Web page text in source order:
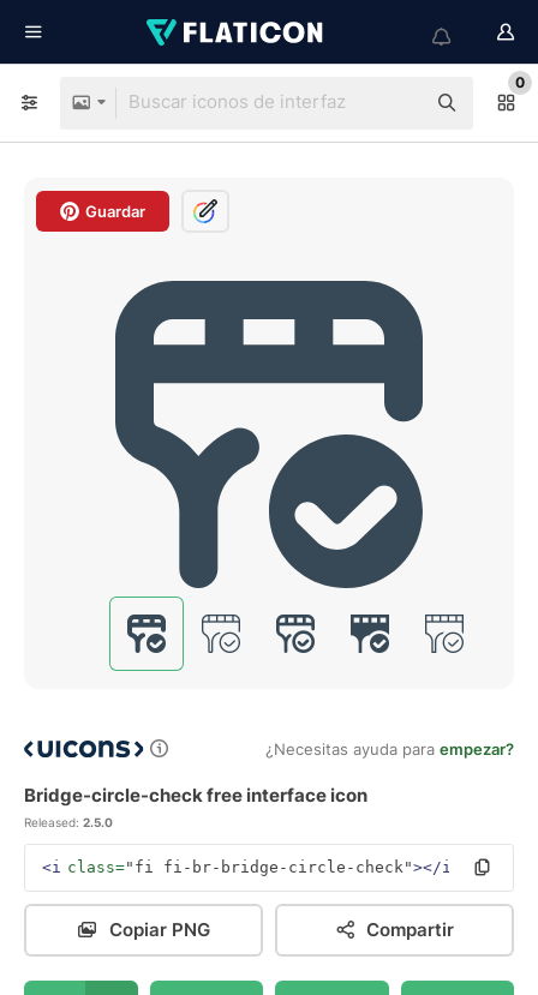
0
Guardar
¿Necesitas ayuda para empezar?
Bridge-circle-check free interface icon
Released: 2.5.0
<i class="fi fi-br-bridge-circle-check"></i>
Copiar PNG Compartir